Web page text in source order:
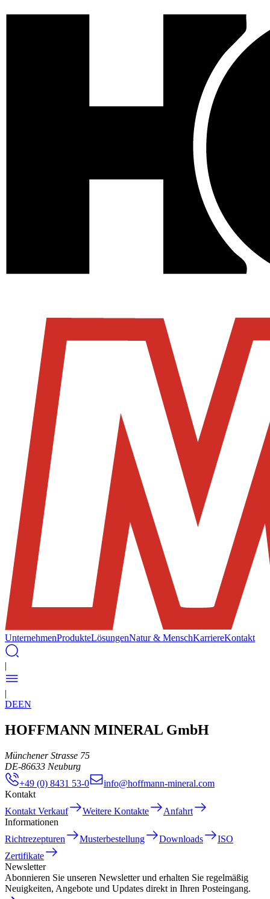
UnternehmenProdukteLösungenNatur & MenschKarriereKontakt
|
|
DEEN
HOFFMANN MINERAL GmbH
Münchener Strasse 75
DE-86633 Neuburg
+49 (0) 8431 53-0
info@hoffmann-mineral.com
Kontakt
Kontakt Verkauf
Weitere Kontakte
Anfahrt
Informationen
Richtrezepturen
Musterbestellung Downloads
ISO
Zertifikate
Newsletter
Abonnieren Sie unseren Newsletter und erhalten Sie regelmäßig
Neuigkeiten, Angebote und Updates direkt in Ihren Posteingang.